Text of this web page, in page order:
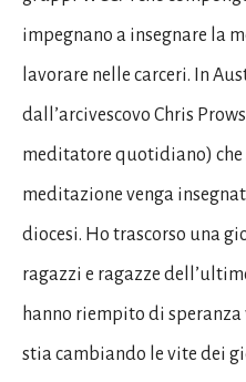
impegnano a insegnare la
lavorare nelle carceri. In
dall’arcivescovo Chris
meditatore quotidiano) che
meditazione venga
diocesi. Ho trascorso una
ragazzi e ragazze
hanno riempito di speranza
stia cambiando le vite dei